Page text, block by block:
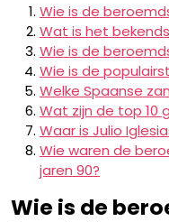
Wie is de
Wat is het
Wie is de
Wie is de
Welke Spaanse
Wat zijn de top 10
Waar is Julio
Wie waren de
jaren 90?
Wie is de